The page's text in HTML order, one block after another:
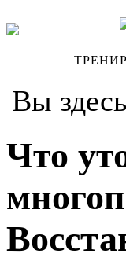
Вы
Что